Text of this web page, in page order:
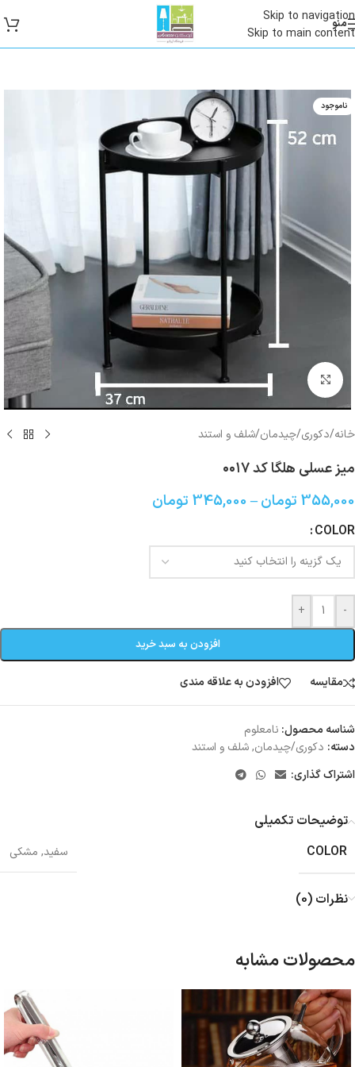
Skip to navigation
Skip to main content
منو
ناموجود
بزرگنمایی تصویر
خانه/دکوری/چیدمان/شلف و استند
میز عسلی هلگا کد ۰۰۱۷
355,000 تومان–
345,000 تومان
COLOR
-
+
افزودن به سبد خرید
مقایسه افزودن به علاقه مندی
شناسه محصول: نامعلوم
دسته: دکوری/چیدمان,شلف و استند
اشتراک گذاری:
توضیحات تکمیلی
COLOR
سفید, مشکی
نظرات (0)
محصولات مشابه